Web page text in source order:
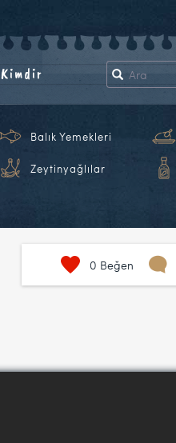
Kimdir
Balık Yemekleri
Zeytinyağlılar
0 Beğen